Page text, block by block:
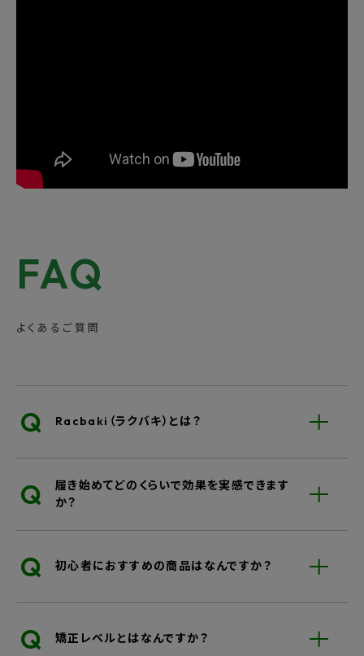
×前側重心
◎かかと重心
FAQ
よくあるご質問
Q Racbaki（ラクバキ）とは？
Q
履き始めてどのくらいで効果を実感できます
か？
Q 初心者におすすめの商品はなんですか？
Q 矯正レベルとはなんですか？